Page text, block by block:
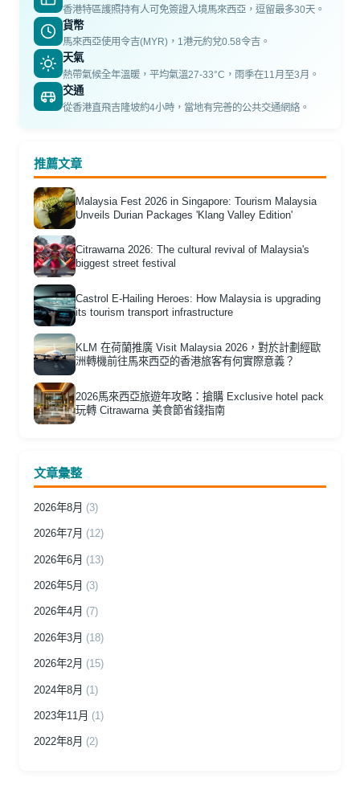
香港特區護照持有人可免簽證入境馬來西亞，逗留最多30天。
貨幣
馬來西亞使用令吉(MYR)，1港元約兌0.58令吉。
天氣
熱帶氣候全年溫暖，平均氣溫27-33°C，雨季在11月至3月。
交通
從香港直飛吉隆坡約4小時，當地有完善的公共交通網絡。
推薦文章
Malaysia Fest 2026 in Singapore: Tourism Malaysia
Unveils Durian Packages 'Klang Valley Edition'
Citrawarna 2026: The cultural revival of Malaysia's
biggest street festival
Castrol E-Hailing Heroes: How Malaysia is upgrading
its tourism transport infrastructure
KLM 在荷蘭推廣 Visit Malaysia 2026，對於計劃經歐
洲轉機前往馬來西亞的香港旅客有何實際意義？
2026馬來西亞旅遊年攻略：搶購 Exclusive hotel pack
玩轉 Citrawarna 美食節省錢指南
文章彙整
2026年8月 (3)
2026年7月 (12)
2026年6月 (13)
2026年5月 (3)
2026年4月 (7)
2026年3月 (18)
2026年2月 (15)
2024年8月 (1)
2023年11月 (1)
2022年8月 (2)